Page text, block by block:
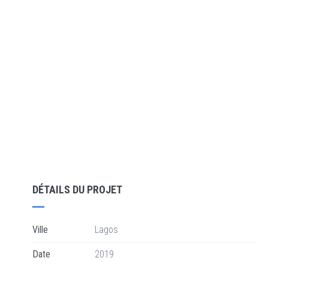
DÉTAILS DU PROJET
Ville Lagos
Date 2019